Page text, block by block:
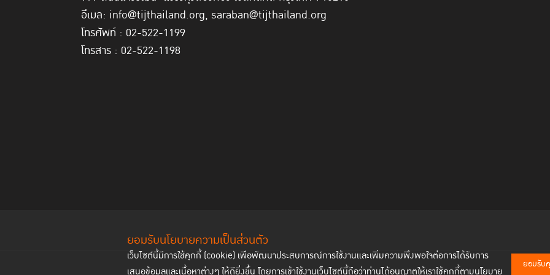
ยอมรับนโยบายความเป็นส่วนตัว
เว็บไซต์นี้มีการใช้คุกกี้ (cookie) เพื่อพัฒนาประสบการณ์การใช้งานและเพิ่มความพึงพอใจต่อการได้รับการ
เสนอข้อมูลและเนื้อหาต่างๆ ให้ดียิ่งขึ้น โดยการเข้าใช้งานเว็บไซต์นี้ถือว่าท่านได้อนุญาตให้เราใช้คุกกี้ตามนโยบาย
ยอมรับ
อีเมล: info@tijthailand.org, saraban@tijthailand.org
โทรศัพท์ : 02-522-1199
โทรสาร : 02-522-1198